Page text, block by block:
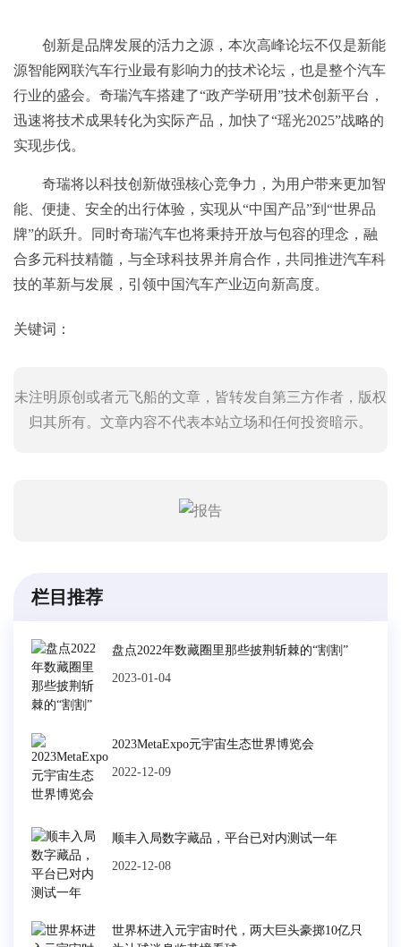
创新是品牌发展的活力之源，本次高峰论坛不仅是新能
源智能网联汽车行业最有影响力的技术论坛，也是整个汽车
行业的盛会。奇瑞汽车搭建了“政产学研用”技术创新平台，
迅速将技术成果转化为实际产品，加快了“瑶光2025”战略的
实现步伐。
奇瑞将以科技创新做强核心竞争力，为用户带来更加智
能、便捷、安全的出行体验，实现从“中国产品”到“世界品
牌”的跃升。同时奇瑞汽车也将秉持开放与包容的理念，融
合多元科技精髓，与全球科技界并肩合作，共同推进汽车科
技的革新与发展，引领中国汽车产业迈向新高度。
关键词：
未注明原创或者元飞船的文章，皆转发自第三方作者，版权
归其所有。文章内容不代表本站立场和任何投资暗示。
栏目推荐
盘点2022年数藏圈里那些披荆斩棘的“割割”
2023-01-04
2023MetaExpo元宇宙生态世界博览会
2022-12-09
顺丰入局数字藏品，平台已对内测试一年
2022-12-08
世界杯进入元宇宙时代，两大巨头豪掷10亿只